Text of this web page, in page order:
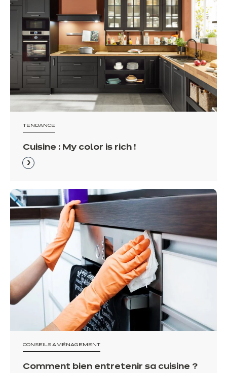
TENDANCE
Cuisine : My color is rich !
CONSEILS AMÉNAGEMENT
Comment bien entretenir sa cuisine ?